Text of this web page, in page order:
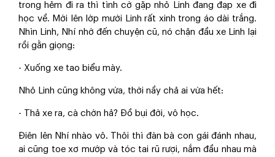
trong hẻm đi ra thì tình cờ gặp nhỏ Linh đang đạp xe đi
học về. Mới lên lớp mười Linh rất xinh trong áo dài trắng.
Nhìn Linh, Nhí nhớ đến chuyện cũ, nó chận đầu xe Linh lại
rồi gằn giọng:
- Xuống xe tao biểu mày.
Nhỏ Linh cũng không vừa, thời nầy chả ai vừa hết:
- Thả xe ra, cà chớn hả? Đồ bụi đời, vô học.
Điên lên Nhí nhào vô. Thôi thì đàn bà con gái đánh nhau,
ai cũng toe xơ mướp và tóc tai rũ rượi, nắm đầu nhau mà